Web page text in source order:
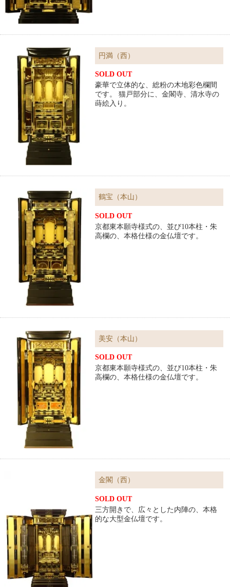
円満（西）
SOLD OUT
豪華で立体的な、総粉の木地彩色欄間
です。 猫戸部分に、金閣寺、清水寺の
蒔絵入り。
鶴宝（本山）
SOLD OUT
京都東本願寺様式の、並び10本柱・朱
高欄の、本格仕様の金仏壇です。
美安（本山）
SOLD OUT
京都東本願寺様式の、並び10本柱・朱
高欄の、本格仕様の金仏壇です。
金閣（西）
SOLD OUT
三方開きで、広々とした内陣の、本格
的な大型金仏壇です。